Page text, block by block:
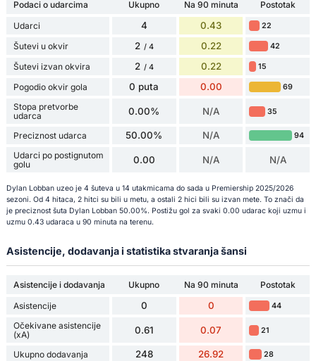
Podaci o udarcima Ukupno Na 90 minuta
Postotak
Udarci
4 0.43 22
Šutevi u okvir 2 / 4 0.22 42
Šutevi izvan okvira 2 / 4 0.22 15
Pogodio okvir gola 0 puta 0.00 69
Stopa pretvorbe
udarca
0.00% N/A 35
Preciznost udarca 50.00% N/A 94
Udarci po postignutom
golu
0.00 N/A N/A
Dylan Lobban uzeo je 4 šuteva u 14 utakmicama do sada u Premiership 2025/2026
sezoni. Od 4 hitaca, 2 hitci su bili u metu, a ostali 2 hici bili su izvan mete. To znači da
je preciznost šuta Dylan Lobban 50.00%. Postižu gol za svaki 0.00 udarac koji uzmu i
uzmu 0.43 udaraca u 90 minuta na terenu.
Asistencije, dodavanja i statistika stvaranja šansi
Asistencije i dodavanja Ukupno Na 90 minuta
Postotak
Asistencije
0 0 44
Očekivane asistencije
(xA)
0.61 0.07 21
Ukupno dodavanja 248 26.92 28